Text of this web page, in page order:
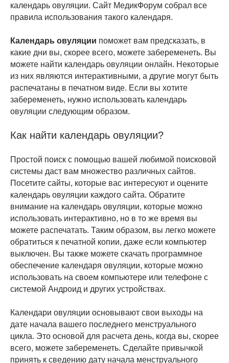
календарь овуляции. Сайт МедикФорум собрал все
правила использования такого календаря.
Календарь овуляции поможет вам предсказать, в
какие дни вы, скорее всего, можете забеременеть. Вы
можете найти календарь овуляции онлайн. Некоторые
из них являются интерактивными, а другие могут быть
распечатаны в печатном виде. Если вы хотите
забеременеть, нужно использовать календарь
овуляции следующим образом.
Как найти календарь овуляции?
Простой поиск с помощью вашей любимой поисковой
системы даст вам множество различных сайтов.
Посетите сайты, которые вас интересуют и оцените
календарь овуляции каждого сайта. Обратите
внимание на календарь овуляции, которые можно
использовать интерактивно, но в то же время вы
можете распечатать. Таким образом, вы легко можете
обратиться к печатной копии, даже если компьютер
выключен. Вы также можете скачать программное
обеспечение календаря овуляции, которые можно
использовать на своем компьютере или телефоне с
системой Андроид и других устройствах.
Календари овуляции основывают свои выходы на
дате начала вашего последнего менструального
цикла. Это основой для расчета день, когда вы, скорее
всего, можете забеременеть. Сделайте привычкой
принять к сведению дату начала менструального